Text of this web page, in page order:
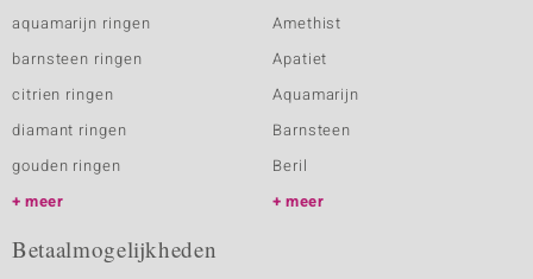
aquamarijn ringen
barnsteen ringen
citrien ringen
diamant ringen
gouden ringen
meer
Amethist
Apatiet
Aquamarijn
Barnsteen
Beril
meer
Betaalmogelijkheden